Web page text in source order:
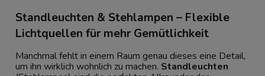
Standleuchten & Stehlampen – Flexible
Lichtquellen für mehr Gemütlichkeit
Manchmal fehlt in einem Raum genau dieses eine Detail,
um ihn wirklich wohnlich zu machen. Standleuchten